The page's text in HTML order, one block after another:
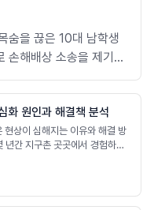
숨을 끊은 10대 남학생
손해배상 소송을 제기했
는 상태에서 경찰이 미
하는 장면이 담겼습니다.
화 원인과 해결책 분석
상이 심해지는 이유와 해결 방
년간 지구촌 곳곳에서 경험하는